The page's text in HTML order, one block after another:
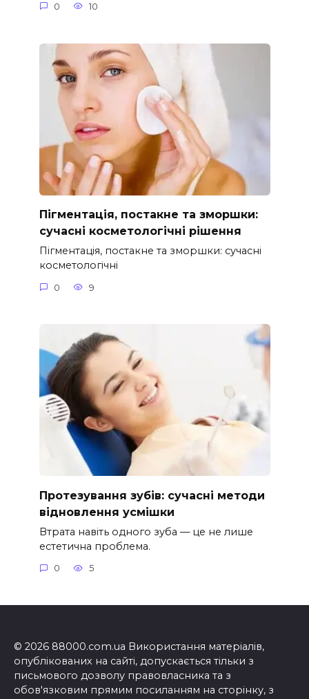
0 10
Пігментація, постакне та зморшки:
сучасні косметологічні рішення
Пігментація, постакне та зморшки: сучасні
косметологічні
0 9
Протезування зубів: сучасні методи
відновлення усмішки
Втрата навіть одного зуба — це не лише
естетична проблема.
0 5
© 2026 88000.com.ua Використання матеріалів,
опублікованих на сайті, допускається тільки з
письмового дозволу правовласника та з
обов'язковим прямим посиланням на сторінку, з